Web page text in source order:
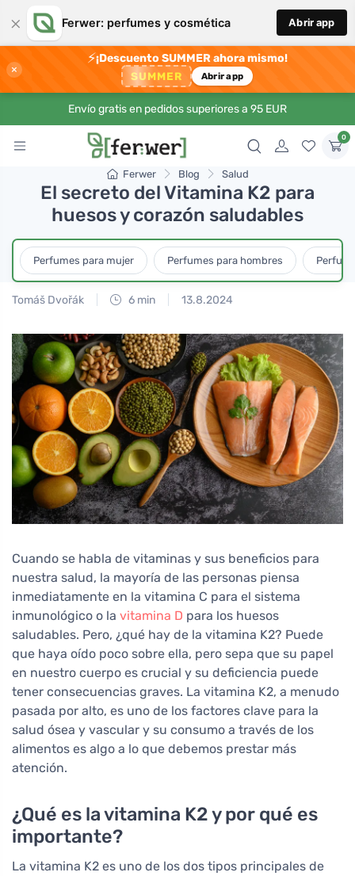
× Ferwer: perfumes y cosmética Abrir app
×
⚡¡Descuento SUMMER ahora mismo!
SUMMER Abrir app
Envío gratis en pedidos superiores a 95 EUR
0
Ferwer Blog Salud
El secreto del Vitamina K2 para
huesos y corazón saludables
Perfumes para mujer Perfumes para hombres
Tomáš Dvořák 6 min 13.8.2024
Cuando se habla de vitaminas y sus beneficios para
nuestra salud, la mayoría de las personas piensa
inmediatamente en la vitamina C para el sistema
inmunológico o la vitamina D para los huesos
saludables. Pero, ¿qué hay de la vitamina K2? Puede
que haya oído poco sobre ella, pero sepa que su papel
en nuestro cuerpo es crucial y su deficiencia puede
tener consecuencias graves. La vitamina K2, a menudo
pasada por alto, es uno de los factores clave para la
salud ósea y vascular y su consumo a través de los
alimentos es algo a lo que debemos prestar más
atención.
¿Qué es la vitamina K2 y por qué es
importante?
La vitamina K2 es uno de los dos tipos principales de